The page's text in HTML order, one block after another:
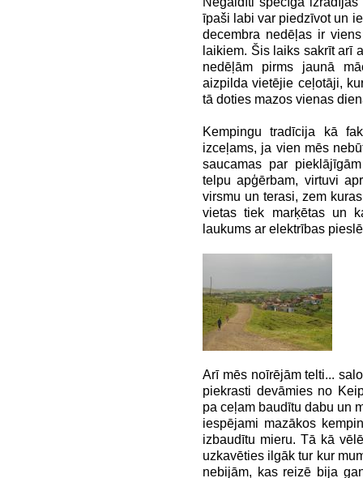
īpaši labi var piedzīvot un
decembra nedēļas ir
laikiem. Šis laiks sakrīt arī
nedēļām pirms jaunā
aizpilda vietējie ceļotāji,
tā doties mazos vienas
Kempingu tradīcija kā
izceļams, ja vien mēs
saucamas par
telpu apģērbam, virtuvi
virsmu un terasi, zem
vietas tiek marķētas un
laukums ar elektrības
Arī mēs noīrējām telti...
piekrasti devāmies no
pa ceļam baudītu dabu un
iespējami mazākos
izbaudītu mieru. Tā kā
uzkavēties ilgāk tur kur
nebijām, kas reizē bija